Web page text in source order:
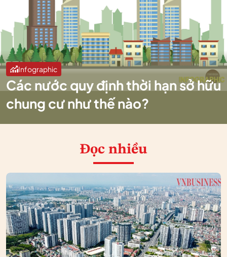
Infographic
Các nước quy định thời hạn sở hữu
chung cư như thế nào?
Đọc nhiều